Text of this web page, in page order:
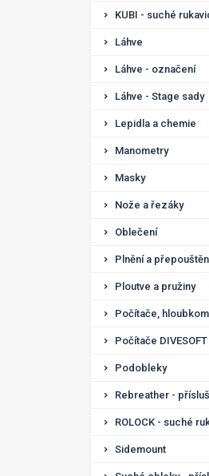
KUBI - suché
Láhve
Láhve - označení
Láhve - Stage sady
Lepidla a chemie
Manometry
Masky
Nože a řezáky
Oblečení
Plnění a
Ploutve a pružiny
Počítače,
Počítače DIVESOFT
Podobleky
Rebreather -
ROLOCK - suché
Sidemount